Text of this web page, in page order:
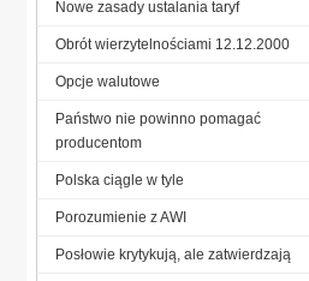
Nowe zasady ustalania taryf
Obrót wierzytelnościami 12.12.2000
Opcje walutowe
Państwo nie powinno pomagać
producentom
Polska ciągle w tyle
Porozumienie z AWI
Posłowie krytykują, ale zatwierdzają